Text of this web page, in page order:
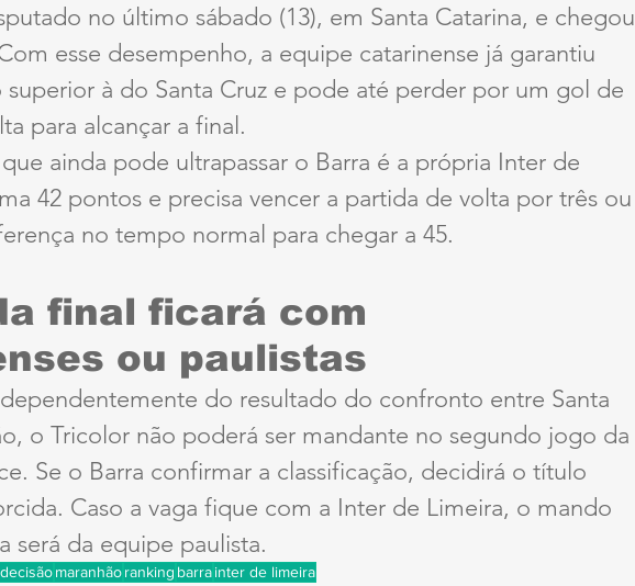
no último sábado (13), em Santa Catarina, e chegou
esse desempenho, a equipe catarinense já garantiu
à do Santa Cruz e pode até perder por um gol de
para alcançar a final.
ainda pode ultrapassar o Barra é a própria Inter de
42 pontos e precisa vencer a partida de volta por três ou
no tempo normal para chegar a 45.
final ficará com
ou paulistas
do resultado do confronto entre Santa
o Tricolor não poderá ser mandante no segundo jogo da
Se o Barra confirmar a classificação, decidirá o título
Caso a vaga fique com a Inter de Limeira, o mando
será da equipe paulista.
decisãomaranhãoranking barrainter de limeira